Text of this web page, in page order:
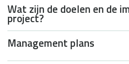
Wat zijn de doelen en de
project?
Management plans